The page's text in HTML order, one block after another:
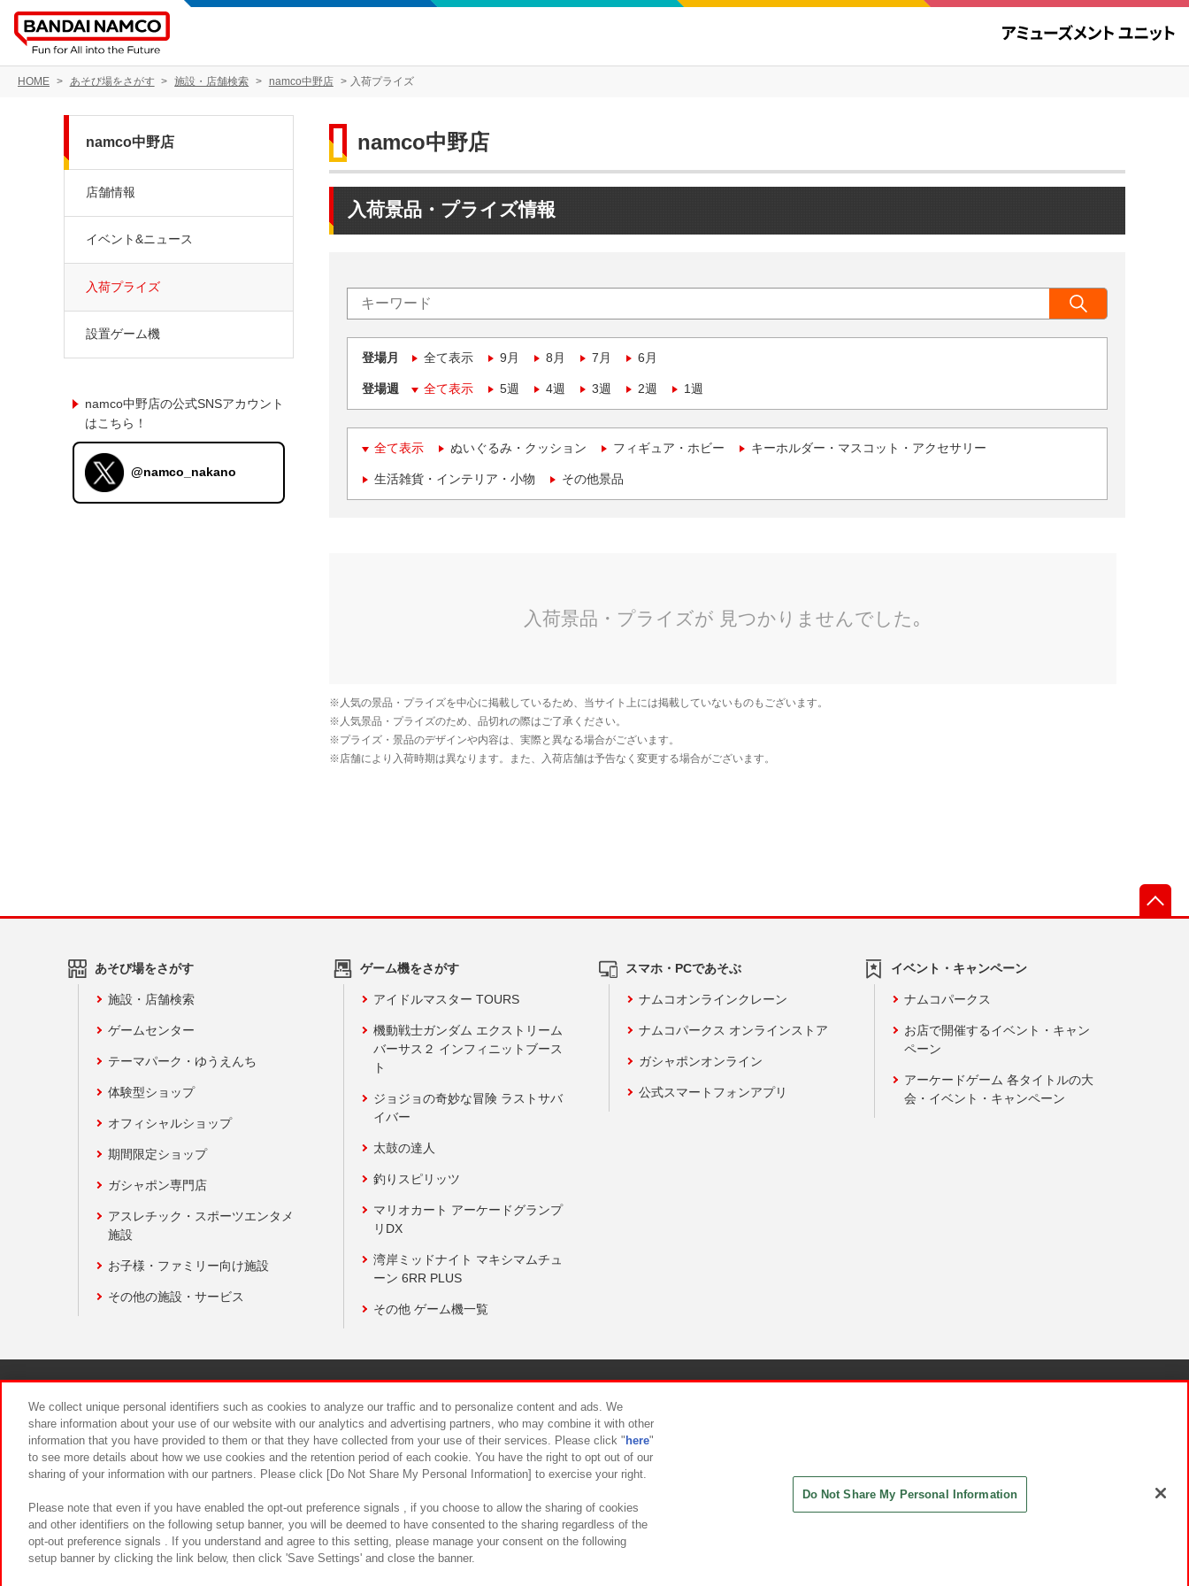
HOME あそび場をさがす 施設・店舗検索 namco中野店 入荷プライズ
namco中野店
入荷景品・プライズ情報
登場月 全て表示 9月 8月 7月 6月
登場週 全て表示 5週 4週 3週 2週 1週
全て表示 ぬいぐるみ・クッション フィギュア・ホビー キーホルダー・マスコット・アクセサリー
生活雑貨・インテリア・小物 その他景品
namco中野店
店舗情報
イベント&ニュース
入荷プライズ
設置ゲーム機
namco中野店の公式SNSアカウント
はこちら！
@namco_nakano
あそび場をさがす
施設・店舗検索
ゲームセンター
テーマパーク・ゆうえんち
体験型ショップ
オフィシャルショップ
期間限定ショップ
ガシャポン専門店
アスレチック・スポーツエンタメ
施設
お子様・ファミリー向け施設
その他の施設・サービス
ゲーム機をさがす
アイドルマスター TOURS
機動戦士ガンダム エクストリーム
バーサス２ インフィニットブース
ト
ジョジョの奇妙な冒険 ラストサバ
イバー
太鼓の達人
釣りスピリッツ
マリオカート アーケードグランプ
リDX
湾岸ミッドナイト マキシマムチュ
ーン 6RR PLUS
その他 ゲーム機一覧
スマホ・PCであそぶ
ナムコオンラインクレーン
ナムコパークス オンラインストア
ガシャポンオンライン
公式スマートフォンアプリ
イベント・キャンペーン
ナムコパークス
お店で開催するイベント・キャン
ペーン
アーケードゲーム 各タイトルの大
会・イベント・キャンペーン
食品のご提供について カスタマーハラスメント対応方針
We collect unique personal identifiers such as cookies to analyze our traffic and to personalize content and ads. We
share information about your use of our website with our analytics and advertising partners, who may combine it with other
information that you have provided to them or that they have collected from your use of their services. Please click " here"
to see more details about how we use cookies and the retention period of each cookie. You have the right to opt out of our
sharing of your information with our partners. Please click [Do Not Share My Personal Information] to exercise your right.
Please note that even if you have enabled the opt-out preference signals , if you choose to allow the sharing of cookies
and other identifiers on the following setup banner, you will be deemed to have consented to the sharing regardless of the
opt-out preference signals . If you understand and agree to this setting, please manage your consent on the following
setup banner by clicking the link below, then click 'Save Settings' and close the banner.
Do Not Share My Personal Information